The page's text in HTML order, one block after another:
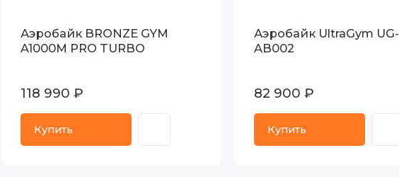
Аэробайк BRONZE GYM
A1000M PRO TURBO
118 990 ₽
Купить
Аэробайк UltraGym UG-
AB002
82 900 ₽
Купить